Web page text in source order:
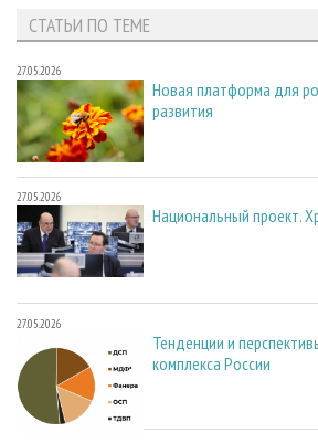
СТАТЬИ ПО ТЕМЕ
27.05.2026
Новая платформа для
развития
27.05.2026
Национальный проект.
27.05.2026
Тенденции и
комплекса России